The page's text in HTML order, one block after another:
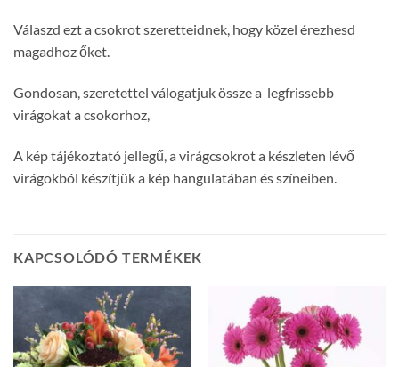
Válaszd ezt a csokrot szeretteidnek, hogy közel érezhesd
magadhoz őket.
Gondosan, szeretettel válogatjuk össze a legfrissebb
virágokat a csokorhoz,
A kép tájékoztató jellegű, a virágcsokrot a készleten lévő
virágokból készítjük a kép hangulatában és színeiben.
KAPCSOLÓDÓ TERMÉKEK